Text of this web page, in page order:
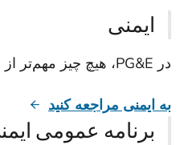
ایمنی
در PG&E، هیچ چیز مهم‌تر از ایمنی نیست.
به ایمنی مراجعه کنید
برنامه عمومی